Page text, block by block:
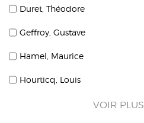
Duret, Théodore
Geffroy, Gustave
Hamel, Maurice
Hourticq, Louis
VOIR PLUS